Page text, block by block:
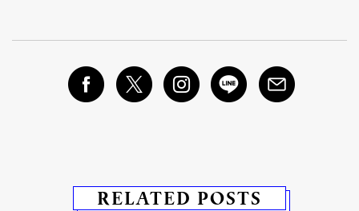
RELATED POSTS